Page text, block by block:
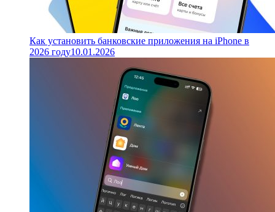
Как установить банковские приложения на iPhone в
2026 году10.01.2026